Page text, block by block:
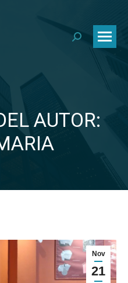
Buscar:
AUTOR:
Nov
21